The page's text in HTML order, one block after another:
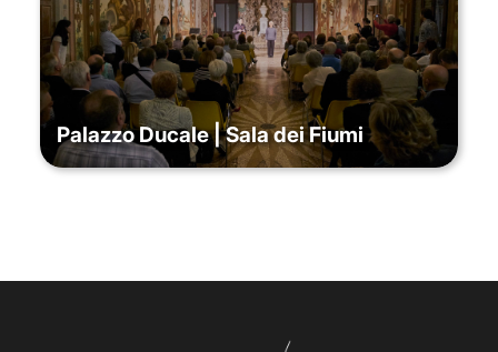
Palazzo Ducale | Sala dei Fiumi